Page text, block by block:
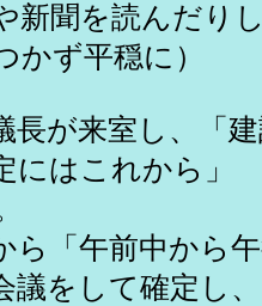
新聞を読んだり
かず平穏に）
長が来室し、「
にはこれから」
「午前中から
議をして確定し